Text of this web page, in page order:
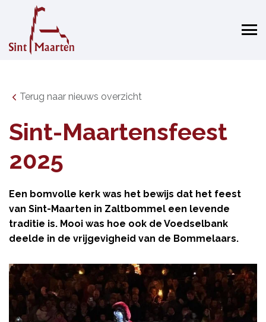
Terug naar nieuws overzicht
Sint-Maartensfeest
2025
Een bomvolle kerk was het bewijs dat het feest
van Sint-Maarten in Zaltbommel een levende
traditie is. Mooi was hoe ook de Voedselbank
deelde in de vrijgevigheid van de Bommelaars.